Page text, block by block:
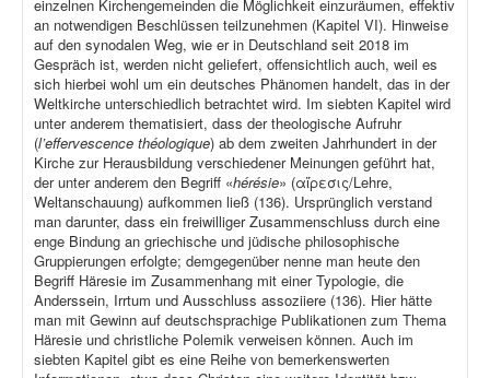
einzelnen Kirchengemeinden die Möglichkeit einzuräumen, effektiv
an notwendigen Beschlüssen teilzunehmen (Kapitel VI). Hinweise
auf den synodalen Weg, wie er in Deutschland seit 2018 im
Gespräch ist, werden nicht geliefert, offensichtlich auch, weil es
sich hierbei wohl um ein deutsches Phänomen handelt, das in der
Weltkirche unterschiedlich betrachtet wird. Im siebten Kapitel wird
unter anderem thematisiert, dass der theologische Aufruhr
(l’effervescence théologique) ab dem zweiten Jahrhundert in der
Kirche zur Herausbildung verschiedener Meinungen geführt hat,
der unter anderem den Begriff «hérésie» (αἵρεσις/Lehre,
Weltanschauung) aufkommen ließ (136). Ursprünglich verstand
man darunter, dass ein freiwilliger Zusammenschluss durch eine
enge Bindung an griechische und jüdische philosophische
Gruppierungen erfolgte; demgegenüber nenne man heute den
Begriff Häresie im Zusammenhang mit einer Typologie, die
Anderssein, Irrtum und Ausschluss assoziiere (136). Hier hätte
man mit Gewinn auf deutschsprachige Publikationen zum Thema
Häresie und christliche Polemik verweisen können. Auch im
siebten Kapitel gibt es eine Reihe von bemerkenswerten